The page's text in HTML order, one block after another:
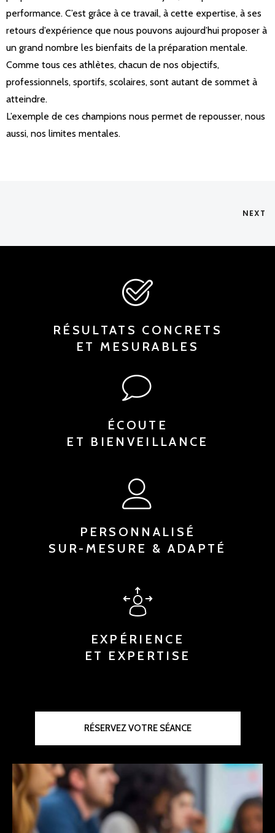
performance. C’est grâce à ce travail, à cette expertise, à ses
retours d’expérience que nous pouvons aujourd’hui proposer à
un grand nombre les bienfaits de la préparation mentale.
Comme tous ces athlètes, chacun de nos objectifs,
professionnels, sportifs, scolaires, sont autant de sommet à
atteindre.
L’exemple de ces champions nous permet de repousser, nous
aussi, nos limites mentales.
NEXT
RÉSULTATS CONCRETS
ET MESURABLES
ÉCOUTE
ET BIENVEILLANCE
PERSONNALISÉ
SUR-MESURE & ADAPTÉ
EXPÉRIENCE
ET EXPERTISE
RÉSERVEZ VOTRE SÉANCE